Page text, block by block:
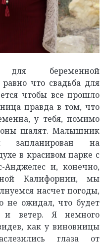
беременной
что свадьба для
чтобы все прошло
правда в том, что
у тебя, помимо
шалят. Малышник
на
в красивом парке с
Анджелес и, конечно,
Калифорнии, мы
насчет погоды,
не ожидал, что будет
и ветер. Я немного
как у виновницы
глаза от